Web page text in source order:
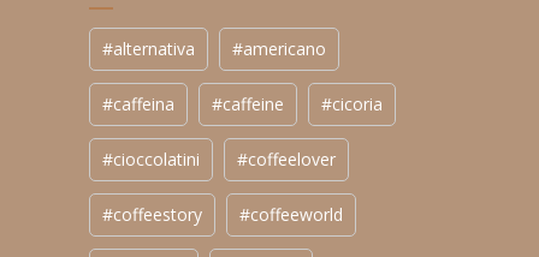
#alternativa #americano
#caffeina #caffeine #cicoria
#cioccolatini #coffeelover
#coffeestory #coffeeworld